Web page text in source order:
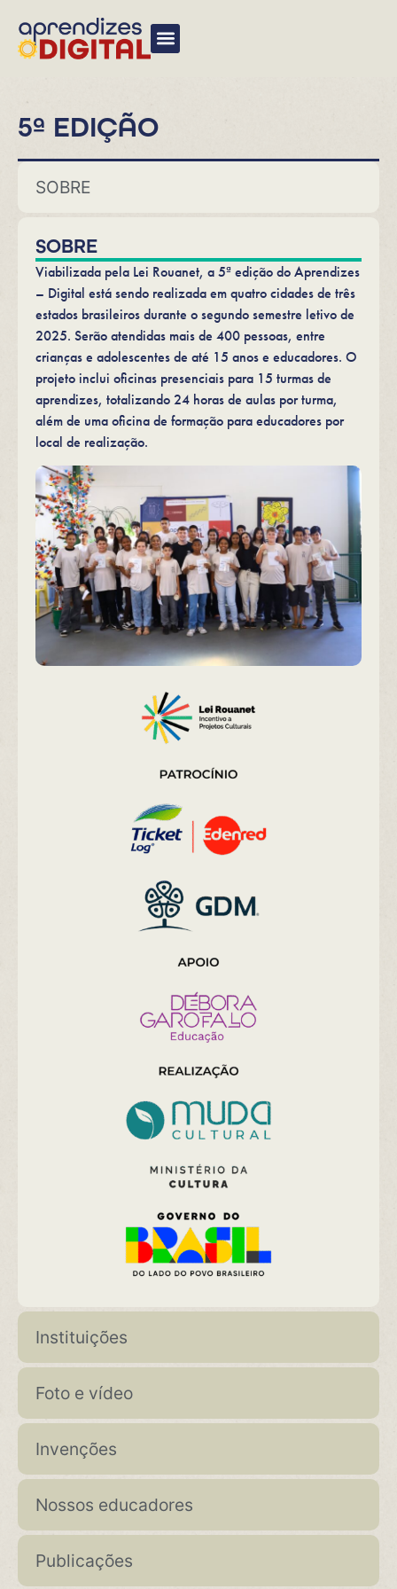
5ª EDIÇÃO
SOBRE
Instituições
Foto e vídeo
Invenções
Nossos educadores
Publicações
SOBRE
Viabilizada pela Lei Rouanet, a 5ª edição do Aprendizes
– Digital está sendo realizada em quatro cidades de três
estados brasileiros durante o segundo semestre letivo de
2025. Serão atendidas mais de 400 pessoas, entre
crianças e adolescentes de até 15 anos e educadores. O
projeto inclui oficinas presenciais para 15 turmas de
aprendizes, totalizando 24 horas de aulas por turma,
além de uma oficina de formação para educadores por
local de realização.